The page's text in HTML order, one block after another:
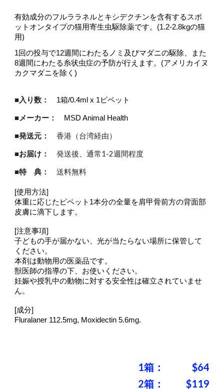
有効成分のフルララネルとキシデクチンを含有するスポ
ットオンタイプの猫用寄生虫駆除薬です。(1.2-2.8kgの猫
用)
1回の投与で12週間にわたるノミ及びマダニの駆除、また
8週間にわたる糸状虫症の予防が行えます。(アメリカイヌ
カクマダニを除く)
■入り数： 1箱/0.4ml x 1ピペット
■メーカー： MSD Animal Health
■発送元： 香港（台湾経由）
■お届け： 発送後、通常1-2週間程度
■特 典： 送料無料
[使用方法]
体重に応じたピペット1本分の全量を肩甲骨前方の背面部
皮膚に滴下します。
[注意事項]
子どもの手が届かない、光が当たらない場所に保管して
ください。
本剤は動物用の医薬品です。
獣医師の指導の下、お使いください。
妊娠や授乳中の動物に対する安全性は確立されていませ
ん。
[成分]
Fluralaner 112.5mg, Moxidectin 5.6mg.
1箱： $64
2箱：
$119